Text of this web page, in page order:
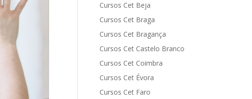
Cursos Cet Beja
Cursos Cet Braga
Cursos Cet Bragança
Cursos Cet Castelo Branco
Cursos Cet Coimbra
Cursos Cet Évora
Cursos Cet Faro